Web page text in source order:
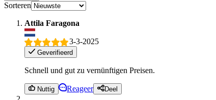
Sorteren
Attila Faragona
3-3-2025
Geverifieerd
Schnell und gut zu vernünftigen Preisen.
Nuttig Reageer Deel